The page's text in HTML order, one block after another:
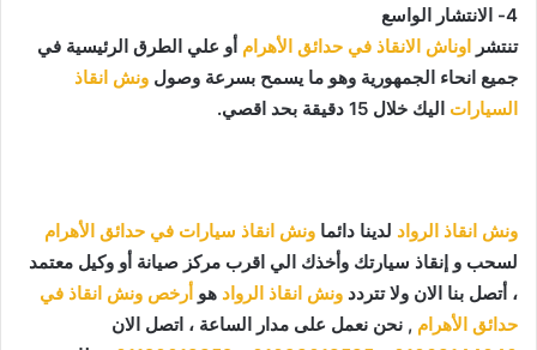
4- الانتشار الواسع
تنتشر اوناش الانقاذ في حدائق الأهرام أو علي الطرق الرئيسية في
جميع انحاء الجمهورية وهو ما يسمح بسرعة وصول ونش انقاذ
السيارات اليك خلال 15 دقيقة بحد اقصي.
ونش انقاذ الرواد لدينا دائما ونش انقاذ سيارات في حدائق الأهرام
لسحب و إنقاذ سيارتك وأخذك الي اقرب مركز صيانة أو وكيل معتمد
، أتصل بنا الان ولا تتردد ونش انقاذ الرواد هو أرخص ونش انقاذ في
حدائق الأهرام , نحن نعمل على مدار الساعة ، اتصل الان